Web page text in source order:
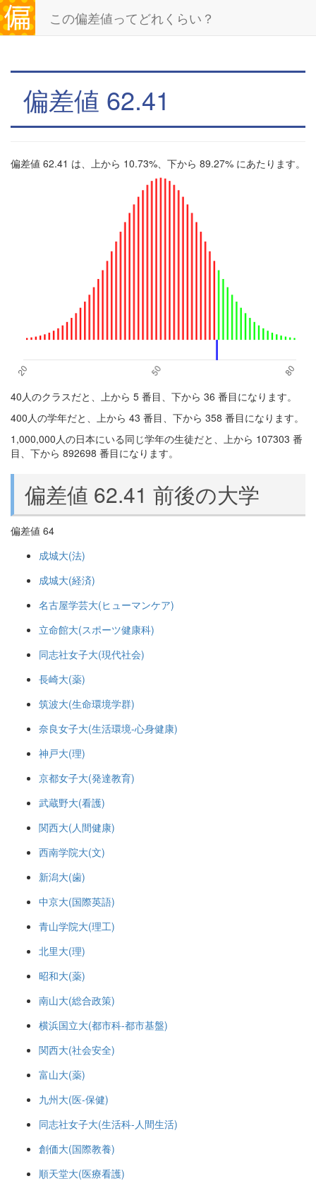
この偏差値ってどれくらい？
偏差値 62.41
偏差値 62.41 は、上から 10.73%、下から 89.27% にあたります。
40人のクラスだと、上から 5 番目、下から 36 番目になります。
400人の学年だと、上から 43 番目、下から 358 番目になります。
1,000,000人の日本にいる同じ学年の生徒だと、上から 107303 番
目、下から 892698 番目になります。
偏差値 62.41 前後の大学
偏差値 64
成城大(法)
成城大(経済)
名古屋学芸大(ヒューマンケア)
立命館大(スポーツ健康科)
同志社女子大(現代社会)
長崎大(薬)
筑波大(生命環境学群)
奈良女子大(生活環境-心身健康)
神戸大(理)
京都女子大(発達教育)
武蔵野大(看護)
関西大(人間健康)
西南学院大(文)
新潟大(歯)
中京大(国際英語)
青山学院大(理工)
北里大(理)
昭和大(薬)
南山大(総合政策)
横浜国立大(都市科-都市基盤)
関西大(社会安全)
富山大(薬)
九州大(医-保健)
同志社女子大(生活科-人間生活)
創価大(国際教養)
順天堂大(医療看護)